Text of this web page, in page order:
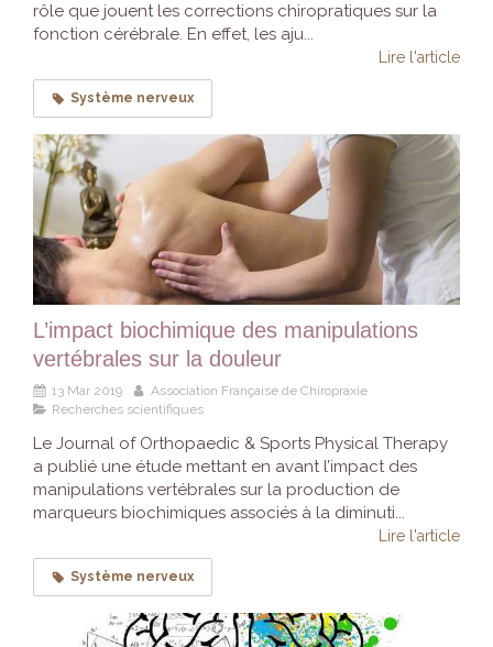
rôle que jouent les corrections chiropratiques sur la
fonction cérébrale. En effet, les aju...
Lire l'article
Système nerveux
L’impact biochimique des manipulations
vertébrales sur la douleur
13 Mar 2019
Association Française de Chiropraxie
Recherches scientifiques
Le Journal of Orthopaedic & Sports Physical Therapy
a publié une étude mettant en avant l’impact des
manipulations vertébrales sur la production de
marqueurs biochimiques associés à la diminuti...
Lire l'article
Système nerveux